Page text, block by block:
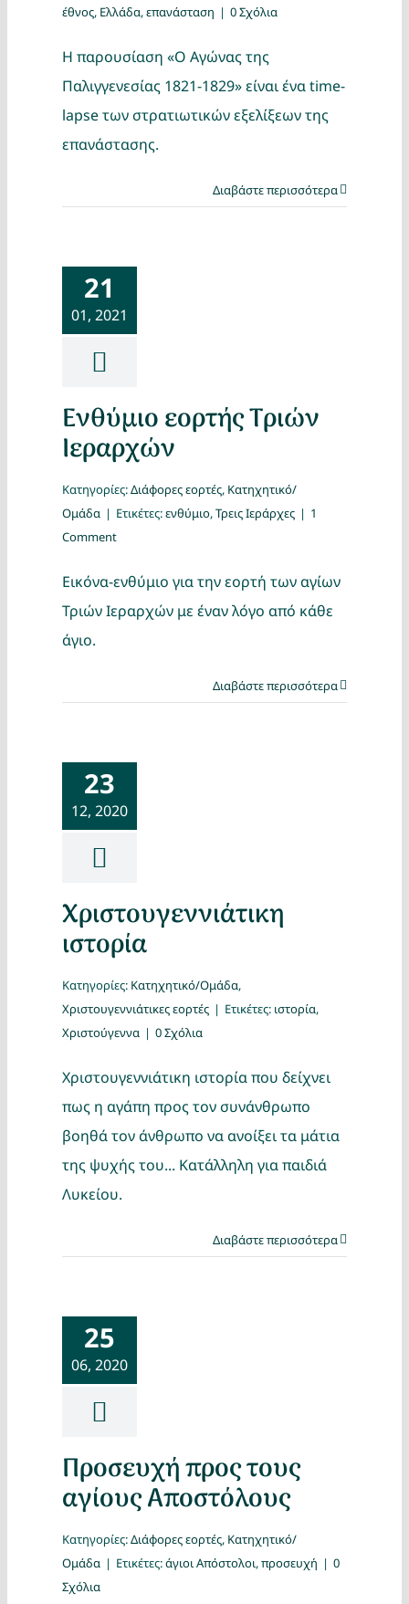
έθνος, Ελλάδα,επανάσταση | 0 Σχόλια
Η παρουσίαση «Ο Αγώνας της
Παλιγγενεσίας 1821-1829» είναι ένα time-
lapse των στρατιωτικών εξελίξεων της
επανάστασης.
Διαβάστε περισσότερα
21
01, 2021
Ενθύμιο εορτής Τριών
Ιεραρχών
Κατηγορίες:Διάφορες εορτές, Κατηχητικό/
Ομάδα | Ετικέτες:ενθύμιο,Τρεις Ιεράρχες | 1
Comment
Εικόνα-ενθύμιο για την εορτή των αγίων
Τριών Ιεραρχών με έναν λόγο από κάθε
άγιο.
Διαβάστε περισσότερα
23
12, 2020
Χριστουγεννιάτικη
ιστορία
Κατηγορίες: Κατηχητικό/Ομάδα,
Χριστουγεννιάτικες εορτές | Ετικέτες: ιστορία,
Χριστούγεννα | 0 Σχόλια
Χριστουγεννιάτικη ιστορία που δείχνει
πως η αγάπη προς τον συνάνθρωπο
βοηθά τον άνθρωπο να ανοίξει τα μάτια
της ψυχής του... Κατάλληλη για παιδιά
Λυκείου.
Διαβάστε περισσότερα
25
06, 2020
Προσευχή προς τους
αγίους Αποστόλους
Κατηγορίες:Διάφορες εορτές, Κατηχητικό/
Ομάδα | Ετικέτες:άγιοι Απόστολοι,προσευχή | 0
Σχόλια